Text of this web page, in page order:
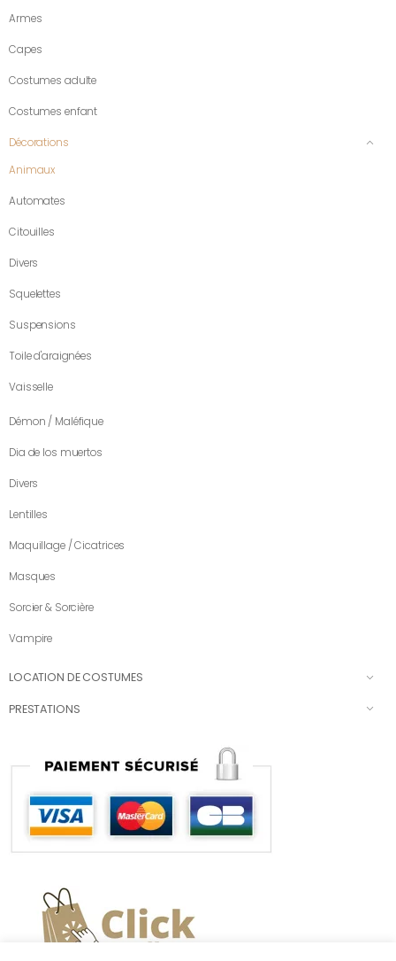
Armes
Capes
Costumes adulte
Costumes enfant
Décorations
Animaux
Automates
Citouilles
Divers
Squelettes
Suspensions
Toile d'araignées
Vaisselle
Démon / Maléfique
Dia de los muertos
Divers
Lentilles
Maquillage / Cicatrices
Masques
Sorcier & Sorcière
Vampire
LOCATION DE COSTUMES
PRESTATIONS